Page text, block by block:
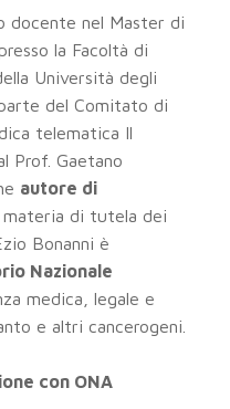
docente nel Master di
la Facoltà di
Università degli
del Comitato di
telematica Il
Prof. Gaetano
autore di
materia di tutela dei
Bonanni è
Nazionale
medica, legale e
e altri cancerogeni.
con ONA